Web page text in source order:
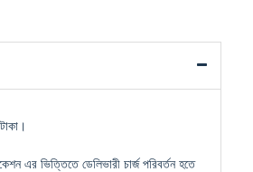
এর ভিত্তিতে ডেলিভারী চার্জ পরিবর্তন হতে